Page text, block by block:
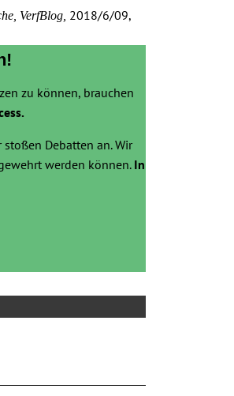
VerfBlog, 2018/6/09,
zu können, brauchen
Debatten an. Wir
werden können. In